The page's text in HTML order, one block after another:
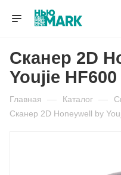
Сканер 2D
Youjie HF600
Главная — Каталог —
Сканер 2D Honeywell by